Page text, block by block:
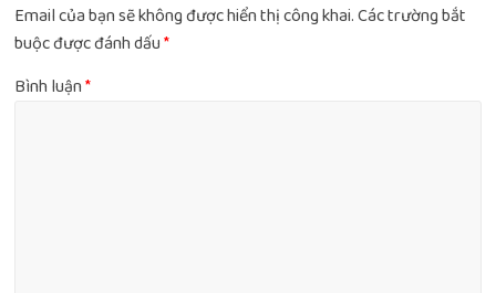
Email của bạn sẽ không được hiển thị công khai.Các trường bắt
buộc được đánh dấu*
Bình luận*